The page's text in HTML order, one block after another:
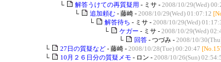
└
解答うけての再質疑用 - ミサ - 2008/10/29(Wed)
└
追加頼む - 藤崎 - 2008/10/29(Wed) 01:07:12
└
解答待ち - ミサ - 2008/10/29(Wed)
└
ケガー - ミサ - 2008/10/29(Wed)
└
回答 - つづみ - 2008/10/
└
27日の質疑など - 藤崎 - 2008/10/28(Tue) 00:20:47
└
10月２６日分の質疑メモ - ロン - 2008/10/26(Sun)